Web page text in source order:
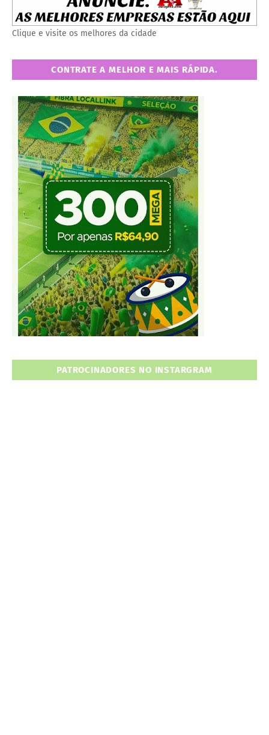
Clique e visite os melhores da cidade
CONTRATE A MELHOR E MAIS RÁPIDA.
PATROCINADORES NO INSTARGRAM